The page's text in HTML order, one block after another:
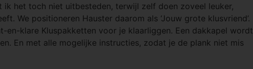
ik het toch niet uitbesteden, terwijl zelf doen zoveel leuker,
We positioneren Hauster daarom als ‘Jouw grote klusvriend’.
en-klare Kluspakketten voor je klaarliggen. Een dakkapel wordt
En met alle mogelijke instructies, zodat je de plank niet mis